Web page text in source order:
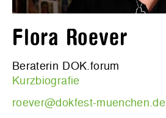
Flora Roever
Beraterin DOK.forum
Kurzbiografie
roever@dokfest-muenchen.de